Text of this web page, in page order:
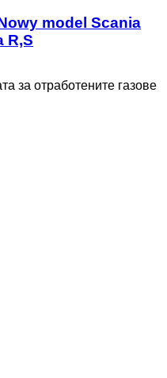
model Scania
R,S
за отработените газове